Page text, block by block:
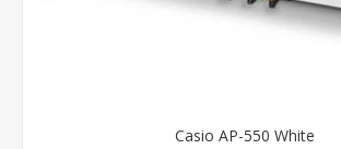
Casio AP-550 White